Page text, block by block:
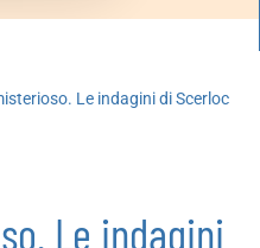
Le indagini di Scerloc
Le indagini